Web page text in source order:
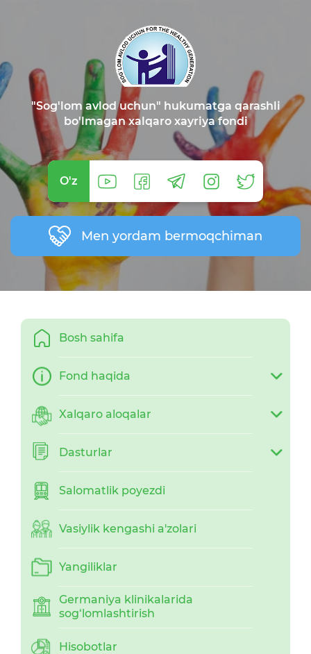
"Sog'lom avlod uchun" hukumatga qarashli
bo'lmagan xalqaro xayriya fondi
O'z
Men yordam bermoqchiman
Bosh sahifa
Fond haqida
Xalqaro aloqalar
Dasturlar
Salomatlik poyezdi
Vasiylik kengashi a'zolari
Yangiliklar
Germaniya klinikalarida
sog‘lomlashtirish
Hisobotlar